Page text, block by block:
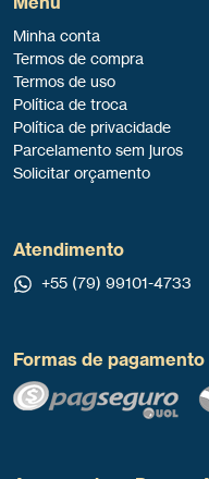
Minha conta
Termos de compra
Termos de uso
Política de troca
Política de privacidade
Parcelamento sem juros
Solicitar orçamento
Atendimento
+55 (79) 99101-4733
Formas de pagamento